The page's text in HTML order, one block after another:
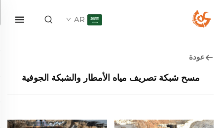
AR
عودة
مسح شبكة تصريف مياه الأمطار والشبكة الجوفية